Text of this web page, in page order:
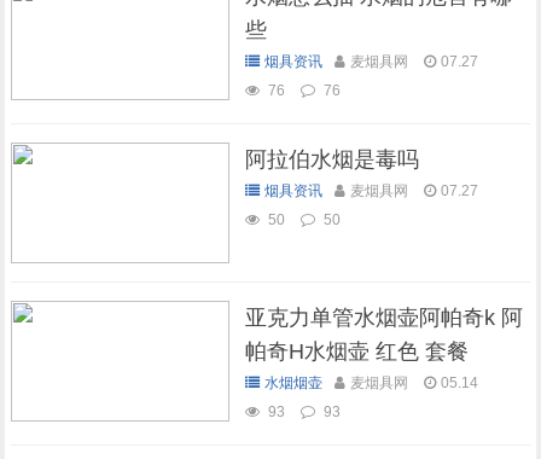
些
烟具资讯 麦烟具网
07.27
76
76
阿拉伯水烟是毒吗
烟具资讯 麦烟具网
07.27
50
50
亚克力单管水烟壶阿帕奇k 阿
帕奇H水烟壶 红色 套餐
水烟烟壶 麦烟具网
05.14
93
93